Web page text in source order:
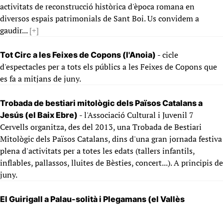
activitats de reconstrucció històrica d'època romana en
diversos espais patrimonials de Sant Boi. Us convidem a
gaudir...[+]
Tot Circ a les Feixes de Copons (l'Anoia) - cicle
d'espectacles per a tots els públics a les Feixes de Copons que
es fa a mitjans de juny.
Trobada de bestiari mitològic dels Països Catalans a
Jesús (el Baix Ebre) - l'Associació Cultural i Juvenil 7
Cervells organitza, des del 2013, una Trobada de Bestiari
Mitològic dels Països Catalans, dins d'una gran jornada festiva
plena d'activitats per a totes les edats (tallers infantils,
inflables, pallassos, lluites de Bèsties, concert...). A principis de
juny.
El Guirigall a Palau-solità i Plegamans (el Vallès